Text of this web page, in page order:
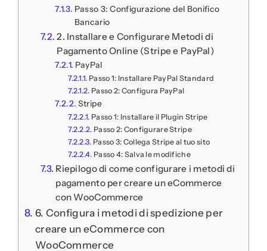
Passo 3: Configurazione del Bonifico
Bancario
2. Installare e Configurare Metodi di
Pagamento Online (Stripe e PayPal)
PayPal
Passo 1: Installare PayPal Standard
Passo 2: Configura PayPal
Stripe
Passo 1: Installare il Plugin Stripe
Passo 2: Configurare Stripe
Passo 3: Collega Stripe al tuo sito
Passo 4: Salva le modifiche
Riepilogo di come configurare i metodi di
pagamento per creare un eCommerce
con WooCommerce
6. Configura i metodi di spedizione per
creare un eCommerce con
WooCommerce